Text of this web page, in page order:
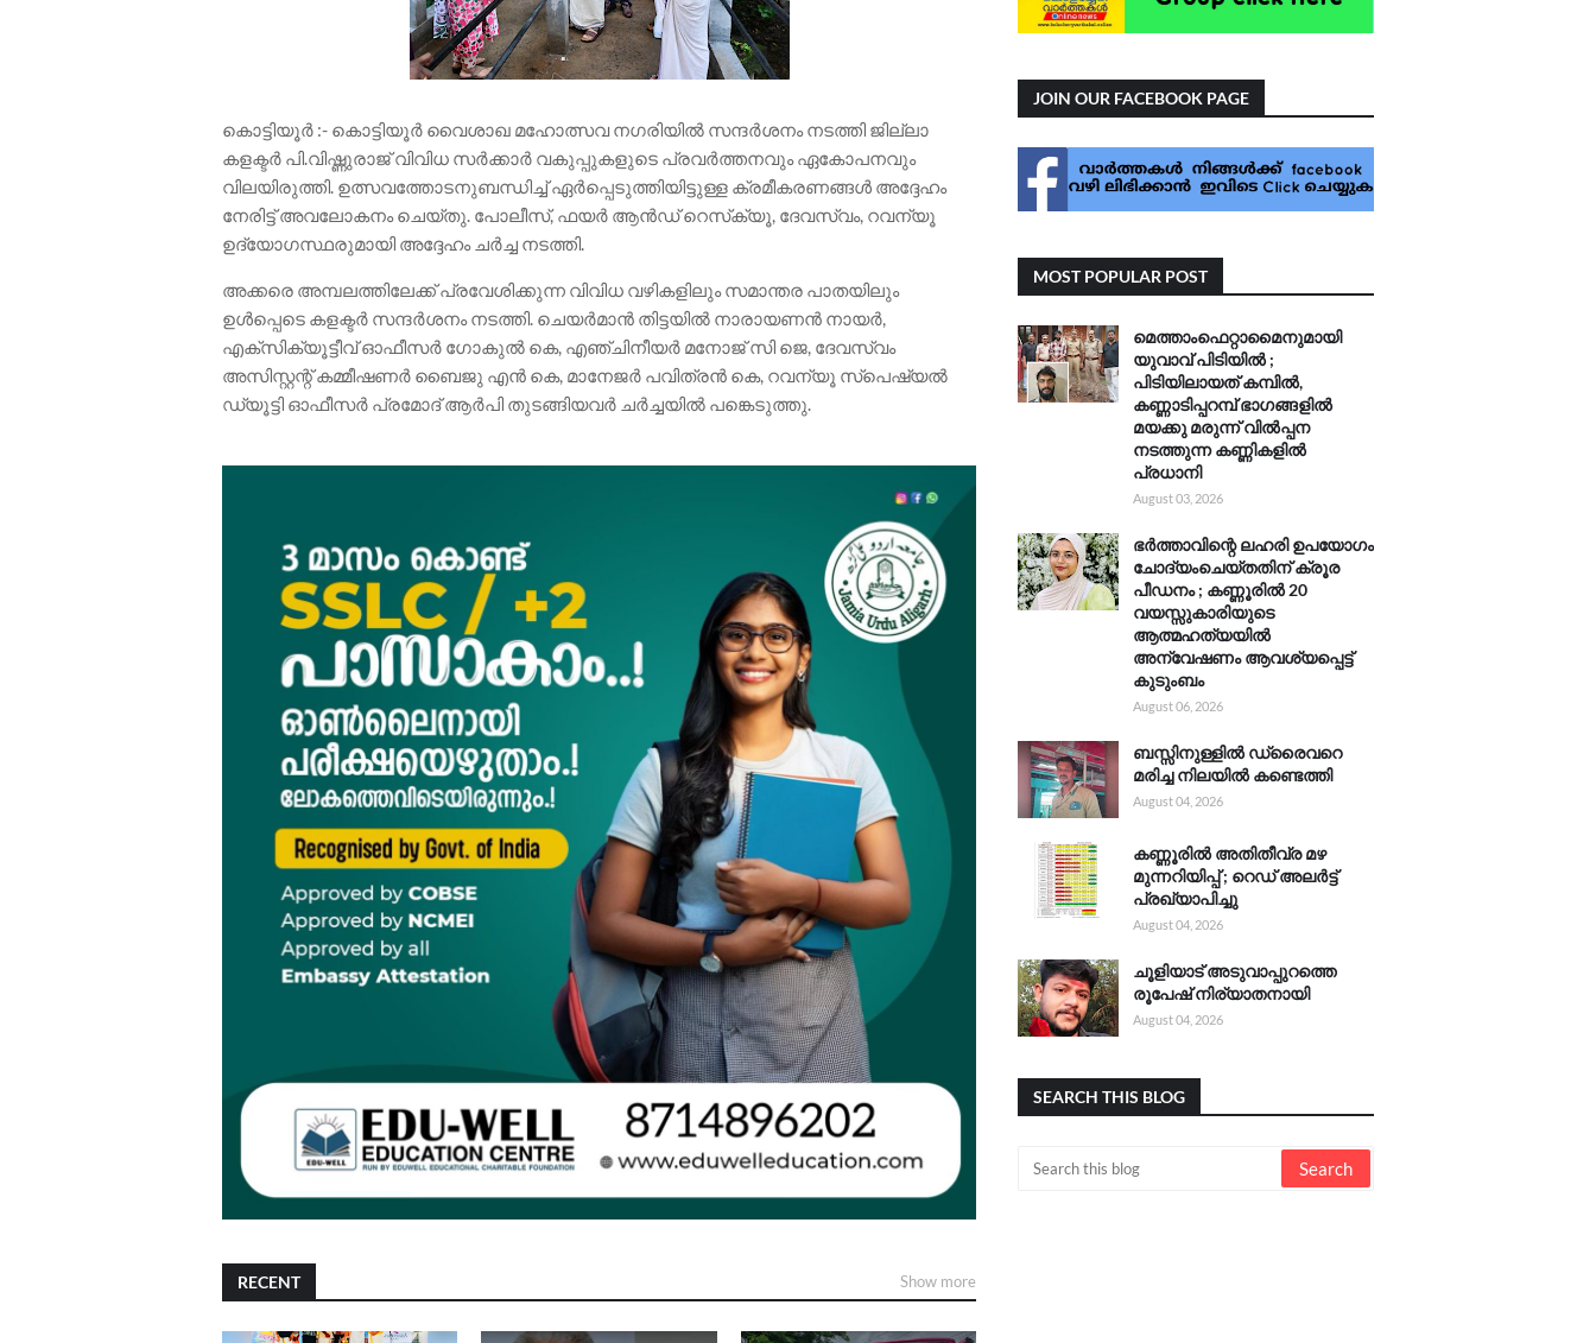
കൊട്ടിയൂർ :- കൊട്ടിയൂർ വൈശാഖ മഹോത്സവ നഗരിയിൽ സന്ദർശനം നടത്തി ജില്ലാ
കളക്ടർ പി.വിഷ്ണുരാജ് വിവിധ സർക്കാർ വകുപ്പുകളുടെ പ്രവർത്തനവും ഏകോപനവും
വിലയിരുത്തി. ഉത്സവത്തോടനുബന്ധിച്ച് ഏർപ്പെടുത്തിയിട്ടുള്ള ക്രമീകരണങ്ങൾ അദ്ദേഹം
നേരിട്ട് അവലോകനം ചെയ്തു. പോലീസ്, ഫയർ ആൻഡ് റെസ്‌ക്യൂ, ദേവസ്വം, റവന്യൂ
ഉദ്യോഗസ്ഥരുമായി അദ്ദേഹം ചർച്ച നടത്തി.
അക്കരെ അമ്പലത്തിലേക്ക് പ്രവേശിക്കുന്ന വിവിധ വഴികളിലും സമാന്തര പാതയിലും
ഉൾപ്പെടെ കളക്ടർ സന്ദർശനം നടത്തി. ചെയർമാൻ തിട്ടയിൽ നാരായണൻ നായർ,
എക്‌സിക്യൂട്ടീവ് ഓഫീസർ ഗോകുൽ കെ, എഞ്ചിനീയർ മനോജ് സി ജെ, ദേവസ്വം
അസിസ്റ്റന്റ് കമ്മീഷണർ ബൈജു എൻ കെ, മാനേജർ പവിത്രൻ കെ, റവന്യൂ സ്‌പെഷ്യൽ
ഡ്യൂട്ടി ഓഫീസർ പ്രമോദ് ആർപി തുടങ്ങിയവർ ചർച്ചയിൽ പങ്കെടുത്തു.
RECENT Show more
JOIN OUR FACEBOOK PAGE
MOST POPULAR POST
മെത്താംഫെറ്റാമൈനുമായി
യുവാവ് പിടിയിൽ ;
പിടിയിലായത് കമ്പിൽ,
കണ്ണാടിപ്പറമ്പ് ഭാഗങ്ങളിൽ
മയക്കു മരുന്ന് വിൽപ്പന
നടത്തുന്ന കണ്ണികളിൽ
പ്രധാനി
August 03, 2026
ഭർത്താവിന്റെ ലഹരി ഉപയോഗം
ചോദ്യംചെയ്തതിന് ക്രൂര
പീഡനം ; കണ്ണൂരിൽ 20
വയസ്സുകാരിയുടെ
ആത്മഹത്യയിൽ
അന്വേഷണം ആവശ്യപ്പെട്ട്
കുടുംബം
August 06, 2026
ബസ്സിനുള്ളിൽ ഡ്രൈവറെ
മരിച്ച നിലയിൽ കണ്ടെത്തി
August 04, 2026
കണ്ണൂരിൽ അതിതീവ്ര മഴ
മുന്നറിയിപ്പ് ; റെഡ് അലർട്ട്
പ്രഖ്യാപിച്ചു
August 04, 2026
ചൂളിയാട് അടുവാപ്പുറത്തെ
രൂപേഷ് നിര്യാതനായി
August 04, 2026
SEARCH THIS BLOG